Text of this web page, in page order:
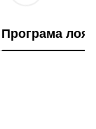
Програма